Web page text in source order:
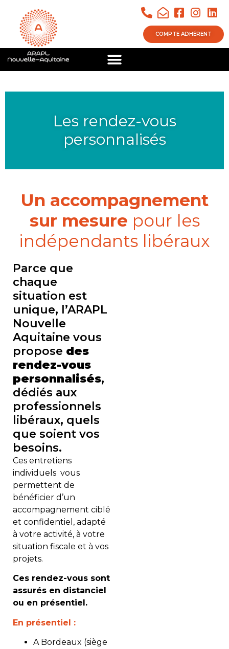
COMPTE ADHÉRENT
Les rendez-vous
personnalisés
Un accompagnement
sur mesure pour les
indépendants libéraux
Parce que
chaque
situation est
unique, l’ARAPL
Nouvelle
Aquitaine vous
propose des
rendez-vous
personnalisés,
dédiés aux
professionnels
libéraux, quels
que soient vos
besoins.
Ces entretiens
individuels vous
permettent de
bénéficier d’un
accompagnement ciblé
et confidentiel, adapté
à votre activité, à votre
situation fiscale et à vos
projets.
Ces rendez-vous sont
assurés en distanciel
ou en présentiel.
En présentiel :
A Bordeaux (siège